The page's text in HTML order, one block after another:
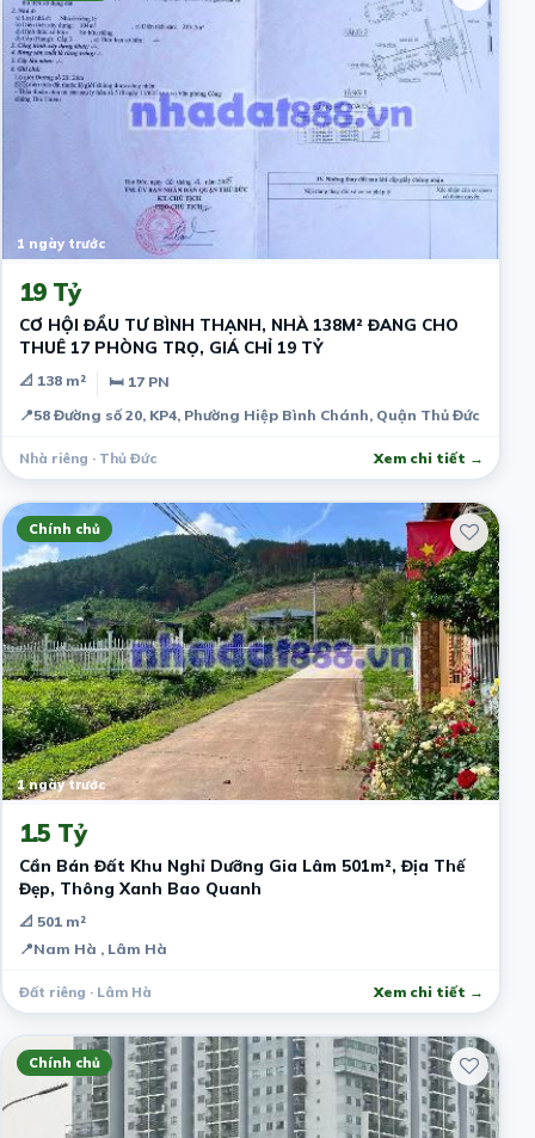
1 ngày trước
19 Tỷ
CƠ HỘI ĐẦU TƯ BÌNH THẠNH, NHÀ 138M² ĐANG CHO
THUÊ 17 PHÒNG TRỌ, GIÁ CHỈ 19 TỶ
📐 138 m²
🛏 17 PN
📍58 Đường số 20, KP4, Phường Hiệp Bình Chánh, Quận Thủ Đức
Nhà riêng · Thủ Đức Xem chi tiết →
Chính chủ
1 ngày trước
1.5 Tỷ
Cần Bán Đất Khu Nghỉ Dưỡng Gia Lâm 501m², Địa Thế
Đẹp, Thông Xanh Bao Quanh
📐 501 m²
📍Nam Hà , Lâm Hà
Đất riêng · Lâm Hà Xem chi tiết →
Chính chủ